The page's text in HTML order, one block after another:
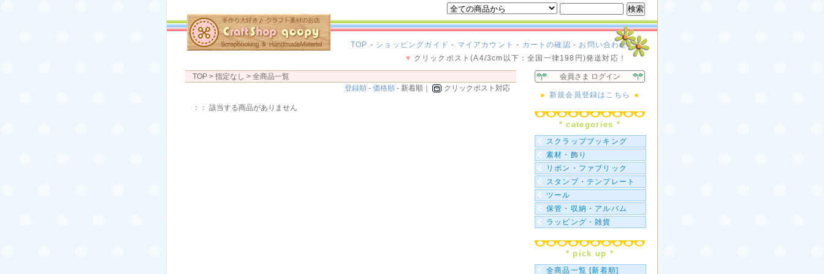
TOP - ショッピングガイド - マイアカウント - カートの確認 - お問い合わせ
♥ クリックポスト(A4/3cm以下：全国一律198円)発送対応！
TOP > 指定なし > 全商品一覧
登録順 - 価格順 - 新着順｜ クリックポスト対応
：： 該当する商品がありません
会員さま ログイン
新規会員登録はこちら
* categories *
スクラップブッキング
素材・飾り
リボン・ファブリック
スタンプ・テンプレート
ツール
保管・収納・アルバム
ラッピング・雑貨
* pick up *
全商品一覧 [新着順]